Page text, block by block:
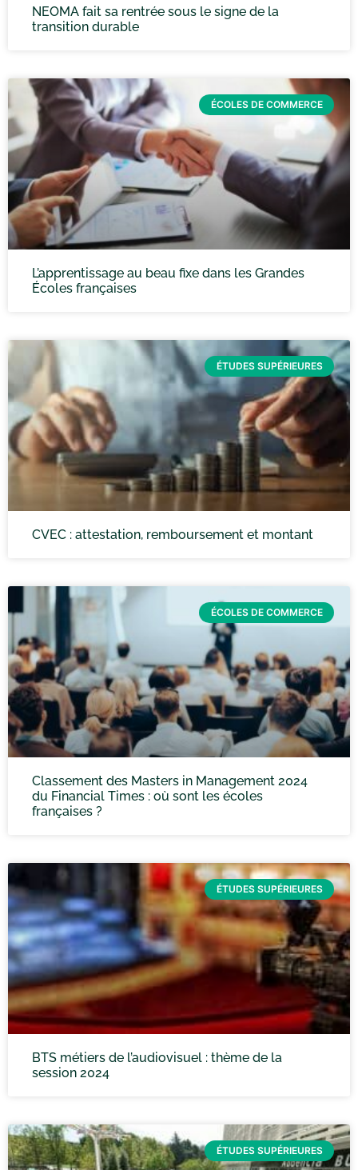
NEOMA fait sa rentrée sous le signe de la
transition durable
ÉCOLES DE COMMERCE
L’apprentissage au beau fixe dans les Grandes
Écoles françaises
ÉTUDES SUPÉRIEURES
CVEC : attestation, remboursement et montant
ÉCOLES DE COMMERCE
Classement des Masters in Management 2024
du Financial Times : où sont les écoles
françaises ?
ÉTUDES SUPÉRIEURES
BTS métiers de l’audiovisuel : thème de la
session 2024
ÉTUDES SUPÉRIEURES